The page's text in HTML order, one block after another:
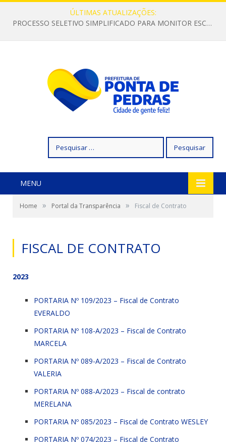
ÚLTIMAS ATUALIZAÇÕES:
PROCESSO SELETIVO SIMPLIFICADO PARA MONITOR ESCOLAR
por:
MENU
Home » Portal da Transparência » Fiscal de Contrato
FISCAL DE CONTRATO
2023
PORTARIA Nº 109/2023 – Fiscal de Contrato
EVERALDO
PORTARIA Nº 108-A/2023 – Fiscal de Contrato
MARCELA
PORTARIA Nº 089-A/2023 – Fiscal de Contrato
VALERIA
PORTARIA Nº 088-A/2023 – Fiscal de contrato
MERELANA
PORTARIA Nº 085/2023 – Fiscal de Contrato WESLEY
PORTARIA Nº 074/2023 – Fiscal de Contrato